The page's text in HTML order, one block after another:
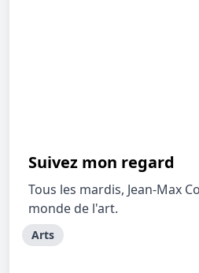
Suivez mon regard
Tous les mardis, Jean-Max
monde de l'art.
Arts